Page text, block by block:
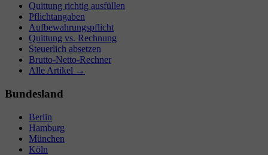
Quittung richtig ausfüllen
Pflichtangaben
Aufbewahrungspflicht
Quittung vs. Rechnung
Steuerlich absetzen
Brutto-Netto-Rechner
Alle Artikel →
Bundesland
Berlin
Hamburg
München
Köln